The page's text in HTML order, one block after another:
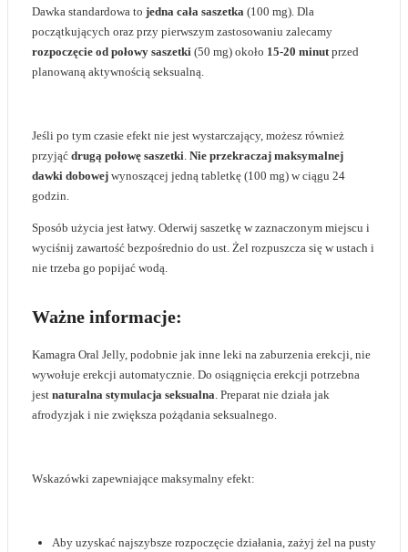
Dawka standardowa to jedna cała saszetka (100 mg). Dla
początkujących oraz przy pierwszym zastosowaniu zalecamy
rozpoczęcie od połowy saszetki (50 mg) około 15-20 minutprzed
planowaną aktywnością seksualną.
Jeśli po tym czasie efekt nie jest wystarczający, możesz również
przyjąć drugą połowę saszetki. Nie przekraczaj maksymalnej
dawki dobowej wynoszącej jedną tabletkę (100 mg) w ciągu 24
godzin.
Sposób użycia jest łatwy. Oderwij saszetkę w zaznaczonym miejscu i
wyciśnij zawartość bezpośrednio do ust. Żel rozpuszcza się w ustach i
nie trzeba go popijać wodą.
Ważne informacje:
Kamagra Oral Jelly, podobnie jak inne leki na zaburzenia erekcji, nie
wywołuje erekcji automatycznie. Do osiągnięcia erekcji potrzebna
jest naturalna stymulacja seksualna. Preparat nie działa jak
afrodyzjak i nie zwiększa pożądania seksualnego.
Wskazówki zapewniające maksymalny efekt:
Aby uzyskać najszybsze rozpoczęcie działania, zażyj żel na pusty